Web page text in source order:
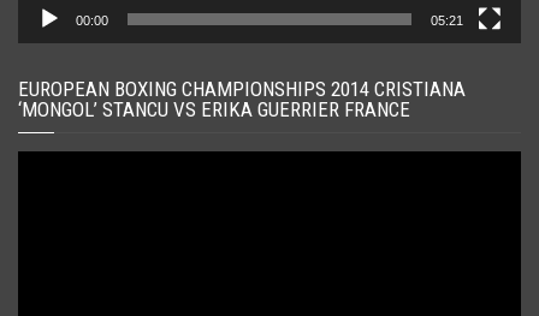
00:00 05:21
EUROPEAN BOXING CHAMPIONSHIPS 2014 CRISTIANA
‘MONGOL’ STANCU VS ERIKA GUERRIER FRANCE